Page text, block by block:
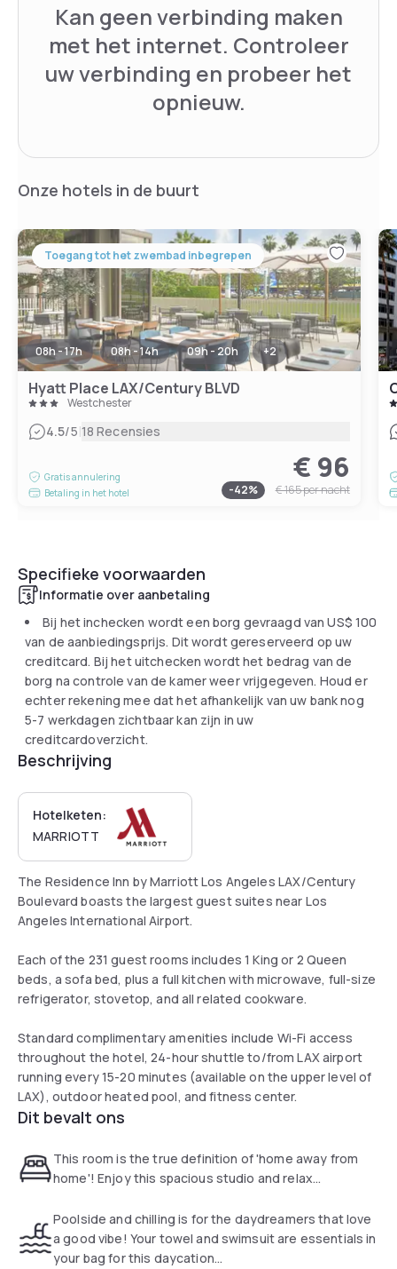
Kan geen verbinding maken
met het internet. Controleer
uw verbinding en probeer het
opnieuw.
Onze hotels in de buurt
Toegang tot het zwembad inbegrepen
08h - 17h 08h - 14h 09h - 20h +2
Hyatt Place LAX/Century BLVD
Westchester
4.5/5|18 Recensies
Gratis annulering
Betaling in het hotel
€ 96
-42% € 165per nacht
Specifieke voorwaarden
Informatie over aanbetaling
Bij het inchecken wordt een borg gevraagd vanUS$ 100
van de aanbiedingsprijs. Dit wordt gereserveerd op uw
creditcard. Bij het uitchecken wordt het bedrag van de
borg na controle van de kamer weer vrijgegeven. Houd er
echter rekening mee dat het afhankelijk van uw bank nog
5-7 werkdagen zichtbaar kan zijn in uw
creditcardoverzicht.
Beschrijving
Hotelketen:
MARRIOTT
The Residence Inn by Marriott Los Angeles LAX/Century
Boulevard boasts the largest guest suites near Los
Angeles International Airport.
Each of the 231 guest rooms includes 1 King or 2 Queen
beds, a sofa bed, plus a full kitchen with microwave, full-size
refrigerator, stovetop, and all related cookware.
Standard complimentary amenities include Wi-Fi access
throughout the hotel, 24-hour shuttle to/from LAX airport
running every 15-20 minutes (available on the upper level of
LAX), outdoor heated pool, and fitness center.
Dit bevalt ons
This room is the true definition of 'home away from
home'! Enjoy this spacious studio and relax...
Poolside and chilling is for the daydreamers that love
a good vibe! Your towel and swimsuit are essentials in
your bag for this daycation...